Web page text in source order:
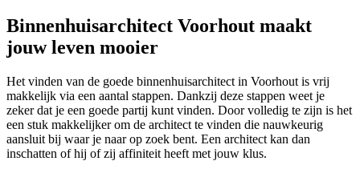
Binnenhuisarchitect Voorhout maakt
jouw leven mooier
Het vinden van de goede binnenhuisarchitect in Voorhout is vrij
makkelijk via een aantal stappen. Dankzij deze stappen weet je
zeker dat je een goede partij kunt vinden. Door volledig te zijn is het
een stuk makkelijker om de architect te vinden die nauwkeurig
aansluit bij waar je naar op zoek bent. Een architect kan dan
inschatten of hij of zij affiniteit heeft met jouw klus.